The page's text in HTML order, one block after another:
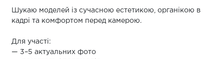
Шукаю моделей із сучасною естетикою, органікою в
кадрі та комфортом перед камерою.
Для участі:
— 3–5 актуальних фото